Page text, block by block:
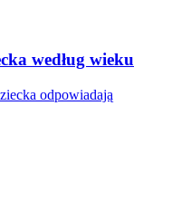
według wieku
odpowiadają